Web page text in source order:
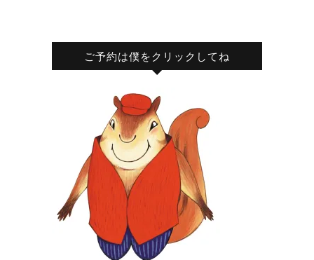
ご予約は僕をクリックしてね